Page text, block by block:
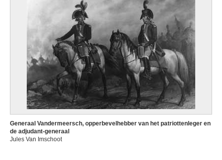
Generaal Vandermeersch, opperbevelhebber van het patriottenleger en
de adjudant-generaal
Jules Van Imschoot